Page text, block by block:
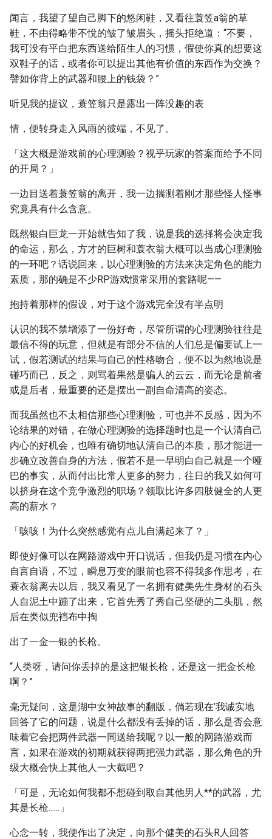
闻言，我望了望自己脚下的悠闲鞋，又看往蓑笠a翁的草
鞋，不由得略带不悅的皱了皱眉头，摇头拒绝道：“不要，
我可没有平白把东西送给陌生人的习惯，假使你真的想要这
双鞋子的话，或者你可以提出其他有价值的东西作为交换？
譬如你背上的武器和腰上的钱袋？”
听见我的提议，蓑笠翁只是露出一阵没趣的表
情，便转身走入风雨的彼端，不见了。
「这大概是游戏前的心理测验？视乎玩家的答案而给予不同
的开局？」
一边目送着蓑笠翁的离开，我一边揣测着刚才那些怪人怪事
究竟具有什么含意。
既然银白巨龙一开始就告知了我，说是我的选择将会决定我
的命运，那么，方才的巨树和蓑衣翁大概可以当成心理测验
的一环吧？话说回来，以心理测验的方法来决定角色的能力
素质，那的确是不少RP游戏惯常采用的套路呢——
抱持着那样的假设，对于这个游戏完全没有半点明
认识的我不禁增添了一份好奇，尽管所谓的心理测验往往是
最信不得的玩意，但就是有部分不信的人们总是偏要试上一
试，假若测试的结果与自己的性格吻合，便不以为然地说是
碰巧而已，反之，则骂着果然是骗人的云云，而无论是前者
或是后者，最重要的还是摆出一副自命清高的姿态。
而我虽然也不太相信那些心理测验，可也并不反感，因为不
论结果的对错，在做心理测验的选择题时也是一个认清自己
内心的好机会，也唯有确切地认清自己的本质，那才能进一
步确立改善自身的方法，假若不是一早明白自己就是一个哑
巴的事实，从而付出比常人更多的努力，往日的我又如何可
以挤身在这个竞争激烈的职场？领取比许多四肢健全的人更
高的薪水？
「咳咳！为什么突然感觉有点儿自满起来了？」
即使好像可以在网路游戏中开口说话，但我仍是习惯在内心
自言自语，不过，瞬息万变的眼前也容不得我多作思考，在
蓑衣翁离去以后，我又看见了一名拥有健美先生身材的石头
人自泥土中蹦了出来，它首先秀了秀自己坚硬的二头肌，然
后在类似兜裆布中掏
出了一金一银的长枪。
“人类呀，请问你丢掉的是这把银长枪，还是这一把金长枪
啊？”
毫无疑问，这是湖中女神故事的翻版，倘若现在’我诚实地
回答了它的问题，说是什么都没有丢掉的话，那么是否会意
味着它会把两件武器一同送给我呢？以一般的网路游戏而
言，如果在游戏的初期就获得两把强力武器，那么角色的升
级大概会快上其他人一大截吧？
「可是，无论如何我都不想碰到取自其他男人**的武器，尤
其是长枪......」
心念一转，我便作出了决定，向那个健美的石头R人回答